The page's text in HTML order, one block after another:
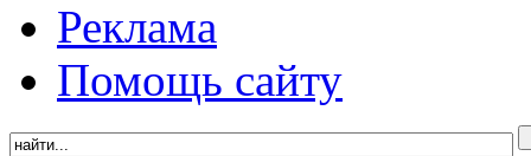
Реклама
Помощь сайту